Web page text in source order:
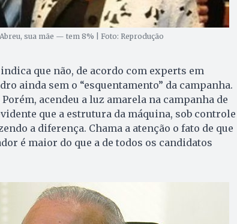
sua mãe — tem 8% | Foto: Reprodução
que não, de acordo com experts em
ainda sem o “esquentamento” da campanha.
acendeu a luz amarela na campanha de
que a estrutura da máquina, sob controle
a diferença. Chama a atenção o fato de que
é maior do que a de todos os candidatos